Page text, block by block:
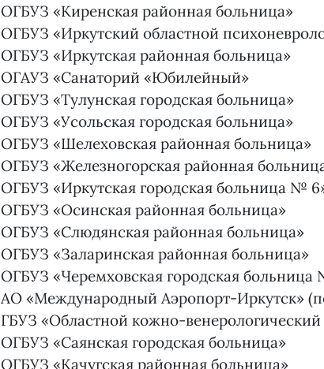
ОГБУЗ «Киренская районная больница»
ОГБУЗ «Иркутский областной
ОГБУЗ «Иркутская районная больница»
ОГАУЗ «Санаторий «Юбилейный»
ОГБУЗ «Тулунская городская больница»
ОГБУЗ «Усольская городская больница»
ОГБУЗ «Шелеховская районная больница»
ОГБУЗ «Железногорская районная
ОГБУЗ «Иркутская городская больница №
ОГБУЗ «Осинская районная больница»
ОГБУЗ «Слюдянская районная больница»
ОГБУЗ «Заларинская районная больница»
ОГБУЗ «Черемховская городская больница
АО «Международный Аэропорт-Иркутск»
ГБУЗ «Областной кожно-
ОГБУЗ «Саянская городская больница»
ОГБУЗ «Качугская районная больница»